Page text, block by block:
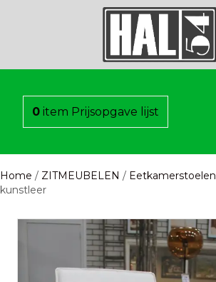
0 item Prijsopgave lijst
Home / ZITMEUBELEN / Eetkamerstoelen
kunstleer